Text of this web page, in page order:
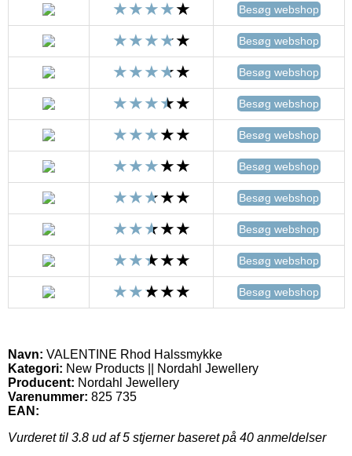
Besøg webshop
Besøg webshop
Besøg webshop
Besøg webshop
Besøg webshop
Besøg webshop
Besøg webshop
Besøg webshop
Besøg webshop
Besøg webshop
Navn: VALENTINE Rhod Halssmykke
Kategori: New Products || Nordahl Jewellery
Producent: Nordahl Jewellery
Varenummer: 825 735
EAN:
Vurderet til 3.8 ud af 5 stjerner baseret på 40 anmeldelser